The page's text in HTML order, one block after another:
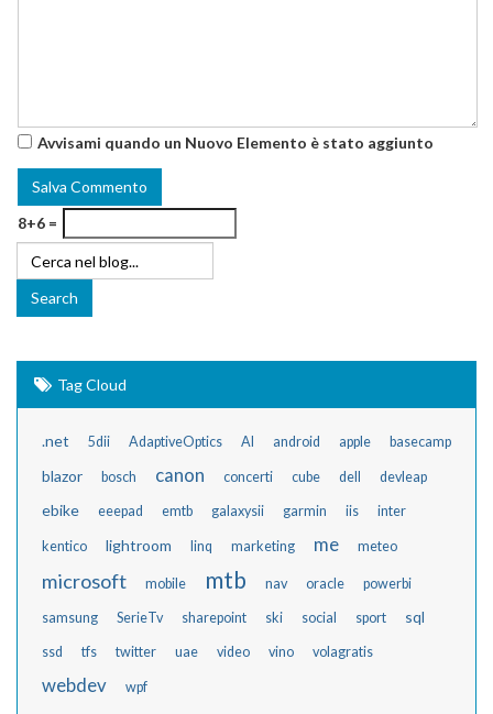
Avvisami quando un Nuovo Elemento è stato aggiunto
8+6 =
Tag Cloud
.net 5dii AdaptiveOptics AI android apple basecamp
blazor bosch canon concerti cube dell devleap
ebike eeepad emtb galaxysii garmin iis inter
kentico lightroom linq marketing me meteo
microsoft mobile mtb nav oracle powerbi
samsung SerieTv sharepoint ski social sport sql
ssd tfs twitter uae video vino volagratis
webdev wpf